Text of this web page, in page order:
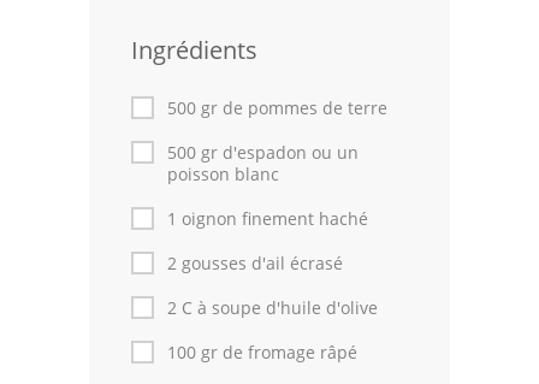
Chefs
Forum
Thèmes
Espace Personnel
Ingrédients
500 gr de pommes de terre
500 gr d'espadon ou un
poisson blanc
1 oignon finement haché
2 gousses d'ail écrasé
2 C à soupe d'huile d'olive
100 gr de fromage râpé